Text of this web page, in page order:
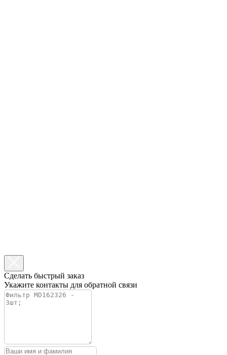
Сделать быстрый заказ
Укажите контакты для обратной связи